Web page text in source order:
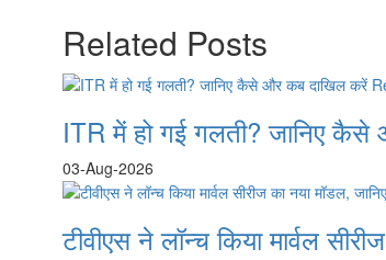
Related Posts
ITR में हो गई गलती? जानिए
03-Aug-2026
टीवीएस ने लॉन्च किया मार्वल